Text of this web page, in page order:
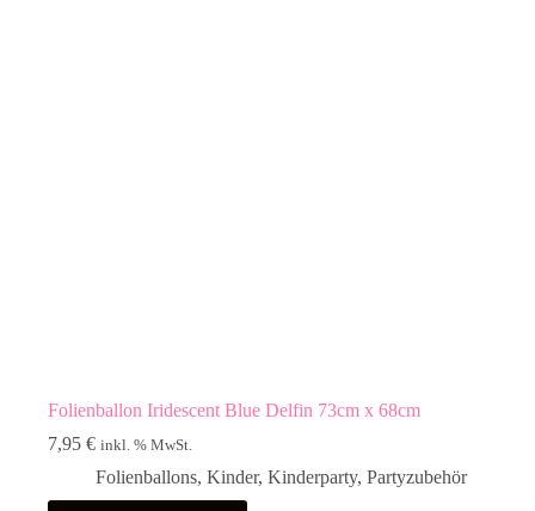
Folienballon Iridescent Blue Delfin 73cm x 68cm
7,95 € inkl. % MwSt.
Folienballons, Kinder, Kinderparty, Partyzubehör